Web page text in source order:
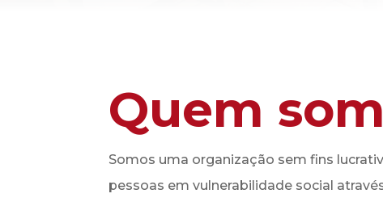
Quem
Somos uma organização sem fins
pessoas em vulnerabilidade social